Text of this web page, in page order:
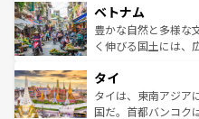
参照してほしい。
容にもいいと評判の
が味わえる
照してほしい。
き、地方に足を延ば
できる。そして、キ
まで、さまざまな韓
リティに包まれなが
覧を参照してほしい
ベトナム
豊かな自然と多様な
く伸びる国土には、
急速な発展と共に伝
ーチミン市のフラン
醸し出している。ま
タイ
タイは、東南アジア
国だ。首都バンコク